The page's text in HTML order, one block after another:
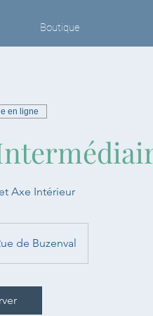
Boutique
en ligne
Axe Intérieur
de Buzenval